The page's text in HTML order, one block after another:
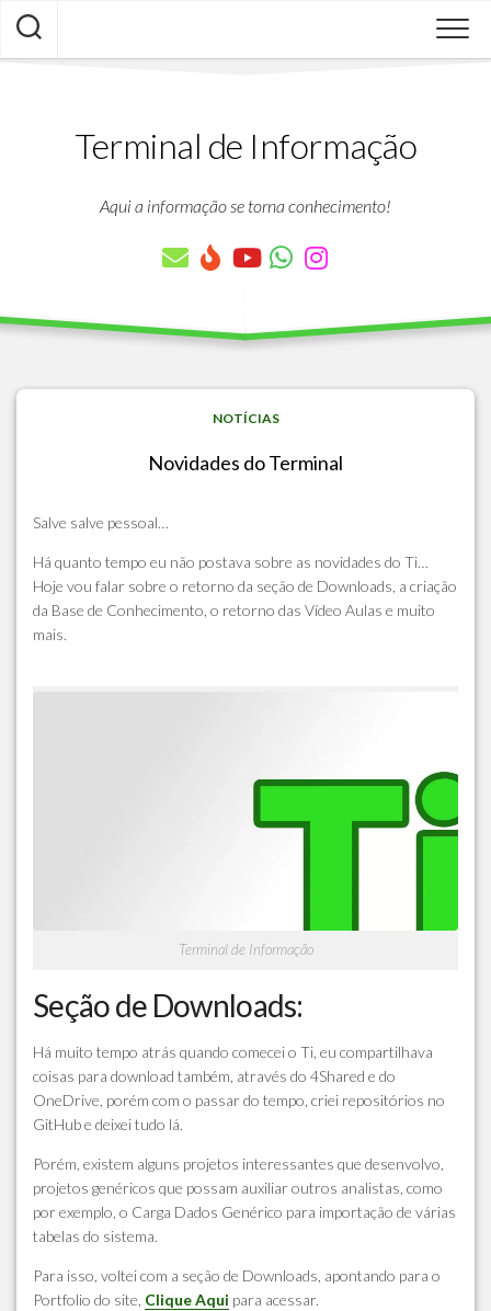
Skip
content
Terminal de Informação
Aqui a informação se torna conhecimento!
NOTÍCIAS
Novidades do Terminal
Salve salve pessoal…
Há quanto tempo eu não postava sobre as novidades do Ti…
Hoje vou falar sobre o retorno da seção de Downloads, a criação
da Base de Conhecimento, o retorno das Vídeo Aulas e muito
mais.
Terminal de Informação
Seção de Downloads:
Há muito tempo atrás quando comecei o Ti, eu compartilhava
coisas para download também, através do 4Shared e do
OneDrive, porém com o passar do tempo, criei repositórios no
GitHub e deixei tudo lá.
Porém, existem alguns projetos interessantes que desenvolvo,
projetos genéricos que possam auxiliar outros analistas, como
por exemplo, o Carga Dados Genérico para importação de várias
tabelas do sistema.
Para isso, voltei com a seção de Downloads, apontando para o
Portfolio do site, Clique Aqui para acessar.